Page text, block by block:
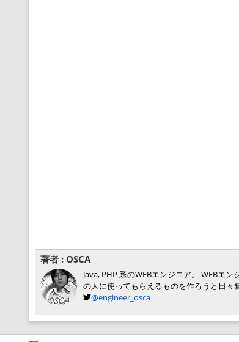
著者 : OSCA
Java, PHP 系のWEBエンジニア。 WEBエ
の人に使ってもらえるものを作ろうと日々
@engineer_osca